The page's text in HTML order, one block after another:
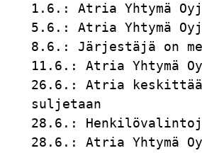
1.6.: Atria Yhtymä
5.6.: Atria Yhtymä
8.6.: Järjestäjä on
11.6.: Atria Yhtymä
26.6.: Atria
28.6.:
28.6.: Atria